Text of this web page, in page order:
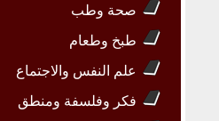
صحة وطب
طبخ وطعام
علم النفس والاجتماع
فكر وفلسفة ومنطق